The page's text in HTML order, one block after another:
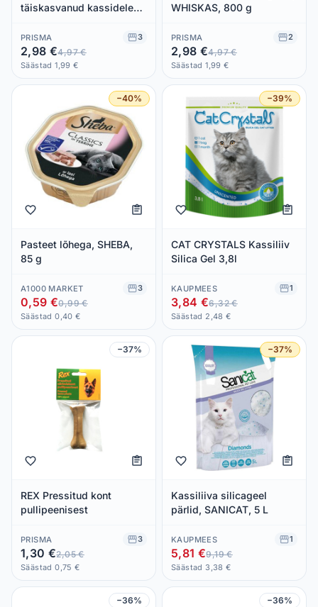
täiskasvanud kassidele
PRISMA 3
2,98 €4,97 €
Säästad 1,99 €
WHISKAS, 800 g
PRISMA 2
2,98 €4,97 €
Säästad 1,99 €
−40%
Pasteet lõhega, SHEBA,
85 g
A1000 MARKET 3
0,59 €0,99 €
Säästad 0,40 €
−39%
CAT CRYSTALS Kassiliiv
Silica Gel 3,8l
KAUPMEES 1
3,84 €6,32 €
Säästad 2,48 €
−37%
REX Pressitud kont
pullipeenisest
PRISMA 3
1,30 €2,05 €
Säästad 0,75 €
−37%
Kassiliiva silicageel
pärlid, SANICAT, 5 L
KAUPMEES 1
5,81 €9,19 €
Säästad 3,38 €
−36% −36%